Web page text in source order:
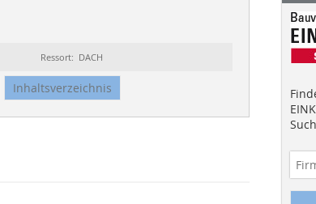
Ressort: DACH
Inhaltsverzeichnis